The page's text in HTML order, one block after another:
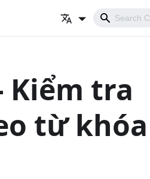
Kiểm tra
từ khóa